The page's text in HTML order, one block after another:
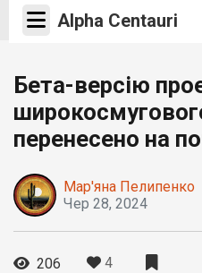
Alpha Centauri
Бета-версію
перенесено на
Мар'яна Пелипенко
Чер 28, 2024
206 4